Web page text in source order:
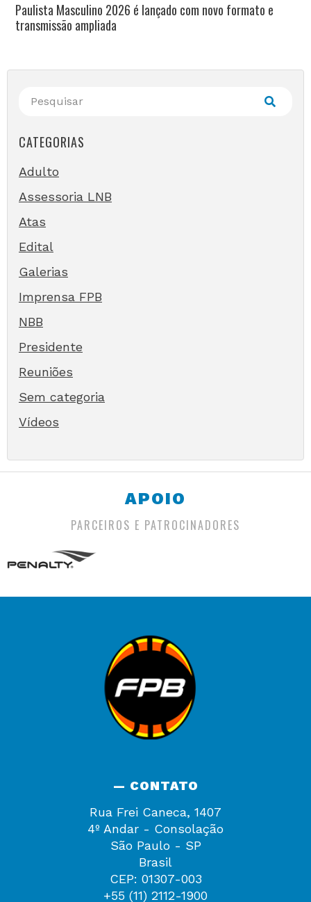
Paulista Masculino 2026 é lançado com novo formato e
transmissão ampliada
CATEGORIAS
Adulto
Assessoria LNB
Atas
Edital
Galerias
Imprensa FPB
NBB
Presidente
Reuniões
Sem categoria
Vídeos
APOIO
PARCEIROS E PATROCINADORES
— CONTATO
Rua Frei Caneca, 1407
4º Andar - Consolação
São Paulo - SP
Brasil
CEP: 01307-003
+55 (11) 2112-1900